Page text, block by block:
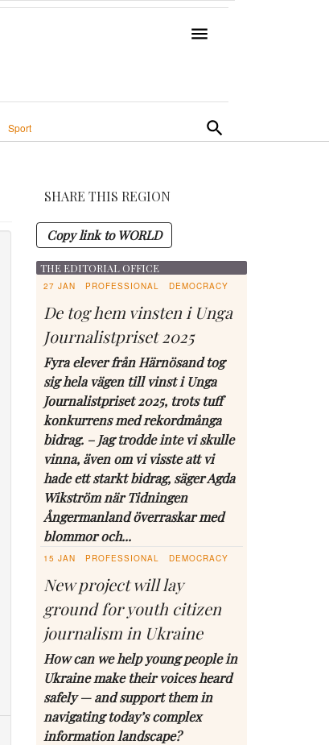
Sport
SHARE THIS REGION
Copy link to WORLD
THE EDITORIAL OFFICE
27 JAN PROFESSIONAL DEMOCRACY
De tog hem vinsten i Unga
Journalistpriset 2025
Fyra elever från Härnösand tog
sig hela vägen till vinst i Unga
Journalistpriset 2025, trots tuff
konkurrens med rekordmånga
bidrag. – Jag trodde inte vi skulle
vinna, även om vi visste att vi
hade ett starkt bidrag, säger Agda
Wikström när Tidningen
Ångermanland överraskar med
blommor och...
15 JAN PROFESSIONAL DEMOCRACY
New project will lay
ground for youth citizen
journalism in Ukraine
How can we help young people in
Ukraine make their voices heard
safely — and support them in
navigating today’s complex
information landscape?